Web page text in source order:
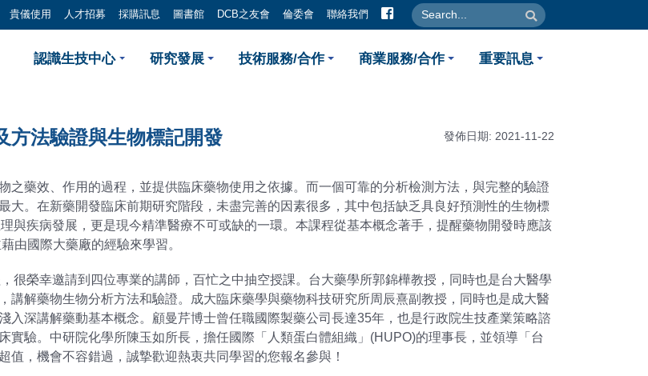
貴儀使用 人才招募 採購訊息 圖書館 DCB之友會 倫委會 聯絡我們 facebook
search search
藥物開發實務傳授課程】藥動及方法驗證與生物標
認識生技中心 研究發展 技術服務/合作 商業服務/合作 重要訊息
方法驗證與生物標記開發 發佈日期: 2021-11-22
之藥效、作用的過程，並提供臨床藥物使用之依據。而一個可靠的分析檢測方法，與完整的驗證
大。在新藥開發臨床前期研究階段，未盡完善的因素很多，其中包括缺乏具良好預測性的生物標
與疾病發展，更是現今精準醫療不可或缺的一環。本課程從基本概念著手，提醒藥物開發時應該
由國際大藥廠的經驗來學習。
很榮幸邀請到四位專業的講師，百忙之中抽空授課。台大藥學所郭錦樺教授，同時也是台大醫學
講解藥物生物分析方法和驗證。成大臨床藥學與藥物科技研究所周辰熹副教授，同時也是成大醫
入深講解藥動基本概念。顧曼芹博士曾任職國際製藥公司長達35年，也是行政院生技產業策略諮
實驗。中研院化學所陳玉如所長，擔任國際「人類蛋白體組織」(HUPO)的理事長，並領導「台
，機會不容錯過，誠摯歡迎熱衷共同學習的您報名參與！